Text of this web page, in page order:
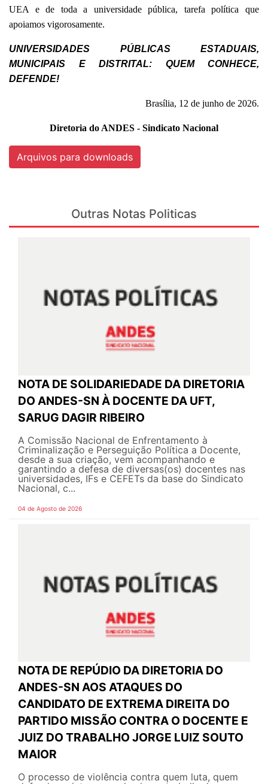
UEA e de toda a universidade pública, tarefa política que
apoiamos vigorosamente.
UNIVERSIDADES PÚBLICAS ESTADUAIS,
MUNICIPAIS E DISTRITAL: QUEM CONHECE,
DEFENDE!
Brasília, 12 de junho de 2026.
Diretoria do ANDES - Sindicato Nacional
Arquivos para downloads
Outras Notas Politicas
NOTA DE SOLIDARIEDADE DA DIRETORIA
DO ANDES-SN À DOCENTE DA UFT,
SARUG DAGIR RIBEIRO
A Comissão Nacional de Enfrentamento à
Criminalização e Perseguição Política a Docente,
desde a sua criação, vem acompanhando e
garantindo a defesa de diversas(os) docentes nas
universidades, IFs e CEFETs da base do Sindicato
Nacional, c...
04 de Agosto de 2026
NOTA DE REPÚDIO DA DIRETORIA DO
ANDES-SN AOS ATAQUES DO
CANDIDATO DE EXTREMA DIREITA DO
PARTIDO MISSÃO CONTRA O DOCENTE E
JUIZ DO TRABALHO JORGE LUIZ SOUTO
MAIOR
O processo de violência contra quem luta, quem